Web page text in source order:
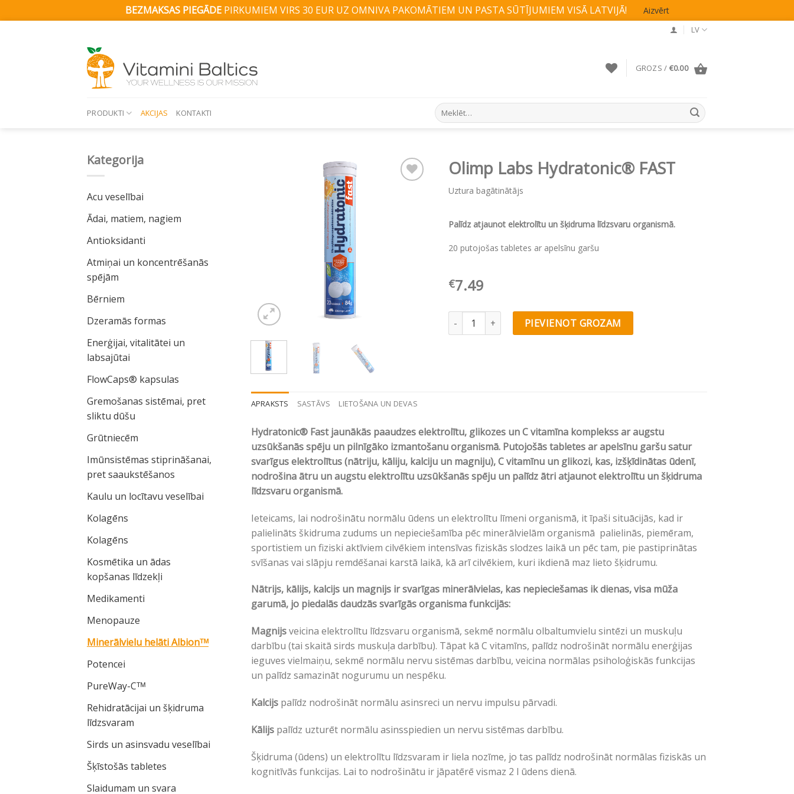
BEZMAKSAS PIEGĀDEPIRKUMIEM VIRS 30 EUR UZ OMNIVA PAKOMĀTIEM UN PASTA SŪTĪJUMIEM VISĀ LATVIJĀ! Aizvērt
LV
GROZS / €0.00
PRODUKTI AKCIJAS KONTAKTI
Search
for:
Kategorija
Acu veselībai
Ādai, matiem, nagiem
Antioksidanti
Atmiņai un koncentrēšanās
spējām
Bērniem
Dzeramās formas
Enerģijai, vitalitātei un
labsajūtai
FlowCaps® kapsulas
Gremošanas sistēmai, pret
sliktu dūšu
Grūtniecēm
Imūnsistēmas stiprināšanai,
pret saaukstēšanos
Kaulu un locītavu veselībai
Kolagēns
Kolagēns
Kosmētika un ādas
kopšanas līdzekļi
Medikamenti
Menopauze
Minerālvielu helāti Albionᵀᴹ
Potencei
PureWay-Cᵀᴹ
Rehidratācijai un šķidruma
līdzsvaram
Sirds un asinsvadu veselībai
Šķīstošās tabletes
Slaidumam un svara
Olimp Labs Hydratonic® FAST
Uztura bagātinātājs
Palīdz atjaunot elektrolītu un šķidruma līdzsvaru organismā.
20 putojošas tabletes ar apelsīnu garšu
€7.49
Olimp Labs Hydratonic® FAST quantity
PIEVIENOT GROZAM
APRAKSTS SASTĀVS LIETOŠANA UN DEVAS
Hydratonic® Fast jaunākās paaudzes elektrolītu, glikozes un C vitamīna komplekss ar augstu
uzsūkšanās spēju un pilnīgāko izmantošanu organismā. Putojošās tabletes ar apelsīnu garšu satur
svarīgus elektrolītus (nātriju, kāliju, kalciju un magniju), C vitamīnu un glikozi, kas, izšķīdinātas ūdenī,
nodrošina ātru un augstu elektrolītu uzsūkšanās spēju un palīdz ātri atjaunot elektrolītu un šķidruma
līdzsvaru organismā.
Ieteicams, lai nodrošinātu normālu ūdens un elektrolītu līmeni organismā, it īpaši situācijās, kad ir
palielināts škidruma zudums un nepieciešamība pēc minerālvielām organismā palielinās, piemēram,
sportistiem un fiziski aktīviem cilvēkiem intensīvas fiziskās slodzes laikā un pēc tam, pie pastiprinātas
svīšanas vai slāpju remdēšanai karstā laikā, kā arī cilvēkiem, kuri ikdienā maz lieto šķidrumu.
Nātrijs, kālijs, kalcijs un magnijs ir svarīgas minerālvielas, kas nepieciešamas ik dienas, visa mūža
garumā, jo piedalās daudzās svarīgās organisma funkcijās:
Magnijsveicina elektrolītu līdzsvaru organismā, sekmē normālu olbaltumvielu sintēzi un muskuļu
darbību (tai skaitā sirds muskuļa darbību). Tāpat kā C vitamīns, palīdz nodrošināt normālu enerģijas
ieguves vielmaiņu, sekmē normālu nervu sistēmas darbību, veicina normālas psiholoģiskās funkcijas
un palīdz samazināt nogurumu un nespēku.
Kalcijspalīdz nodrošināt normālu asinsreci un nervu impulsu pārvadi.
Kālijspalīdz uzturēt normālu asinsspiedien un nervu sistēmas darbību.
Šķidruma (ūdens) un elektrolītu līdzsvaram ir liela nozīme, jo tas palīdz nodrošināt normālas fiziskās un
kognitīvās funkcijas. Lai to nodrošinātu ir jāpatērē vismaz 2 l ūdens dienā.